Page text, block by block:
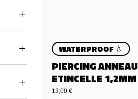
WATERPROOF 💧
PIERCING ANNEAU
ETINCELLE 1,2MM
Preis
13,00 €